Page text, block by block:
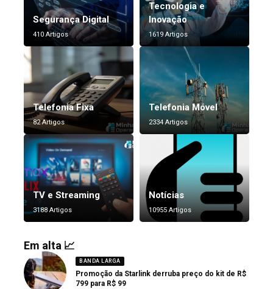
Segurança Digital
410 Artigos
Tecnologia e
Inovação
1619 Artigos
Telefonia Fixa
82 Artigos
Telefonia Móvel
2334 Artigos
TV e Streaming
3188 Artigos
Notícias
10955 Artigos
Em alta 📈
BANDA LARGA
Promoção da Starlink derruba preço do kit de R$
799 para R$ 99